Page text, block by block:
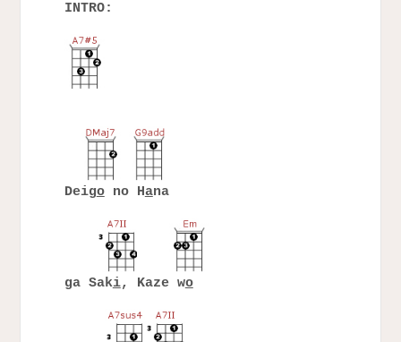
INTRO:
Deigono Hana
ga Saki, Kaze wo